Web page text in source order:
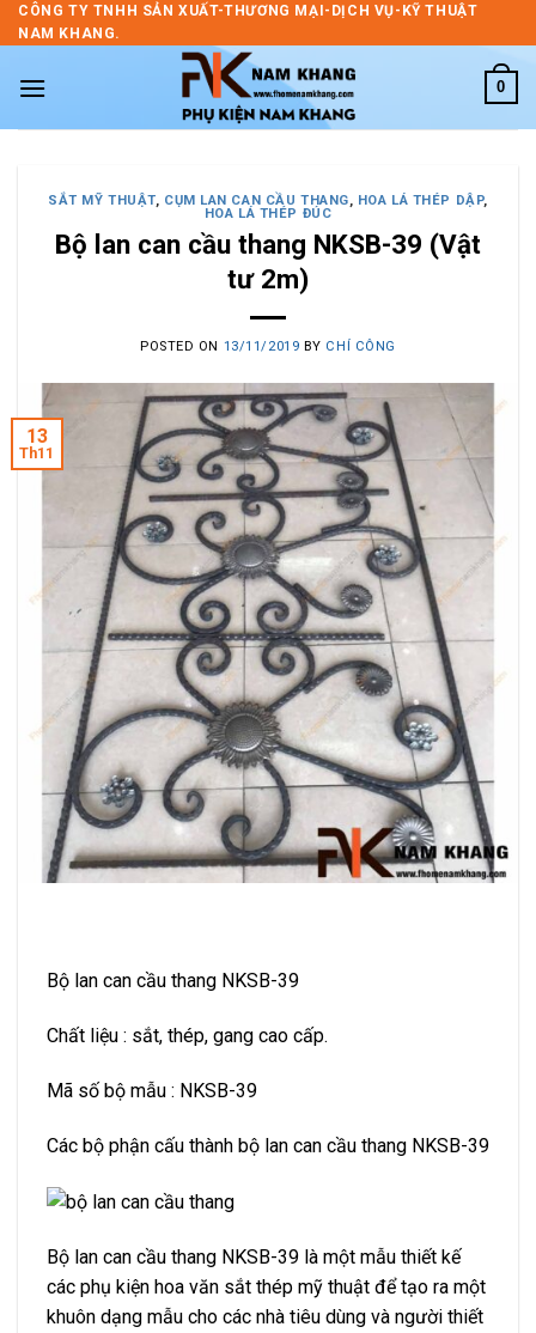
Skip
to
CÔNG TY TNHH SẢN XUẤT-THƯƠNG MẠI-DỊCH VỤ-KỸ THUẬT
NAM KHANG.
0
SẮT MỸ THUẬT, CỤM LAN CAN CẦU THANG, HOA LÁ THÉP DẬP,
HOA LÁ THÉP ĐÚC
Bộ lan can cầu thang NKSB-39 (Vật
tư 2m)
POSTED ON 13/11/2019 BY CHÍ CÔNG
13
Th11
Bộ lan can cầu thang NKSB-39
Chất liệu : sắt, thép, gang cao cấp.
Mã số bộ mẫu : NKSB-39
Các bộ phận cấu thành bộ lan can cầu thang NKSB-39
Bộ lan can cầu thang NKSB-39 là một mẫu thiết kế
các phụ kiện hoa văn sắt thép mỹ thuật để tạo ra một
khuôn dạng mẫu cho các nhà tiêu dùng và người thiết